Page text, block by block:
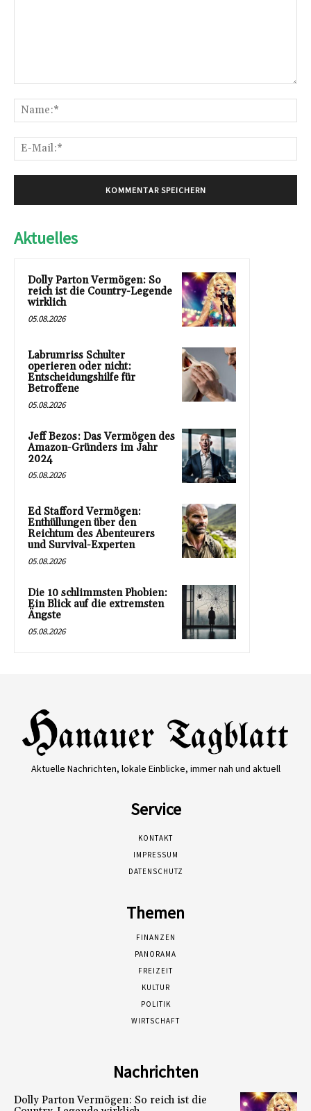
Aktuelles
Dolly Parton Vermögen: So
reich ist die Country-Legende
wirklich
05.08.2026
Labrumriss Schulter
operieren oder nicht:
Entscheidungshilfe für
Betroffene
05.08.2026
Jeff Bezos: Das Vermögen des
Amazon-Gründers im Jahr
2024
05.08.2026
Ed Stafford Vermögen:
Enthüllungen über den
Reichtum des Abenteurers
und Survival-Experten
05.08.2026
Die 10 schlimmsten Phobien:
Ein Blick auf die extremsten
Ängste
05.08.2026
Aktuelle Nachrichten, lokale Einblicke, immer nah und aktuell
Service
KONTAKT
IMPRESSUM
DATENSCHUTZ
Themen
FINANZEN
PANORAMA
FREIZEIT
KULTUR
POLITIK
WIRTSCHAFT
Nachrichten
Dolly Parton Vermögen: So reich ist die